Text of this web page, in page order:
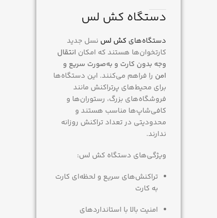
دستگاه کش لس
دستگاه‌های کش لس نسل جدید
کارتخوان‌ها هستند که امکان انتقال
وجه بدون کارت و به‌صورت سریع و
امن را فراهم می‌کنند. این دستگاه‌ها
برای محیط‌های پرتراکنش مانند
فروشگاه‌های بزرگ، رستوران‌ها و
کافی‌شاپ‌ها مناسب هستند و
محدودیتی در تعداد تراکنش روزانه
ندارند.
ویژگی‌های دستگاه کش لس:
تراکنش‌های سریع و لحظه‌ای کارت
به کارت
امنیت بالا با استانداردهای